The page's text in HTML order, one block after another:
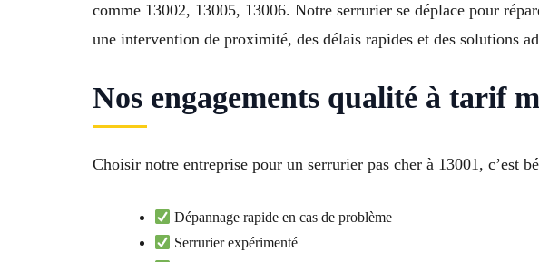
comme 13002, 13005, 13006. Notre serrurier se déplace pour
une intervention de proximité, des délais rapides et des solutions
Nos engagements qualité à tarif
Choisir notre entreprise pour un serrurier pas cher à 13001, c’est
Dépannage rapide en cas de problème
Serrurier expérimenté